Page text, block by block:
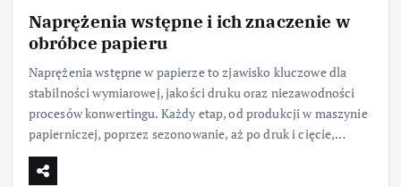
Naprężenia wstępne i ich znaczenie w
obróbce papieru
Naprężenia wstępne w papierze to zjawisko kluczowe dla
stabilności wymiarowej, jakości druku oraz niezawodności
procesów konwertingu. Każdy etap, od produkcji w maszynie
papierniczej, poprzez sezonowanie, aż po druk i cięcie,…